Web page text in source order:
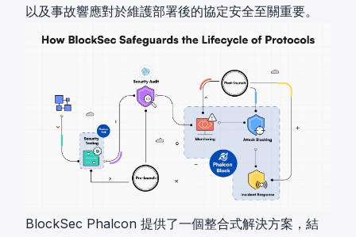
以及事故響應對於維護部署後的協定安全至關重要。
BlockSec Phalcon 提供了一個整合式解決方案，結